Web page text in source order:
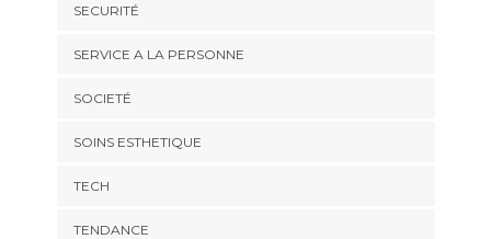
SECURITÉ
SERVICE A LA PERSONNE
SOCIETÉ
SOINS ESTHETIQUE
TECH
TENDANCE